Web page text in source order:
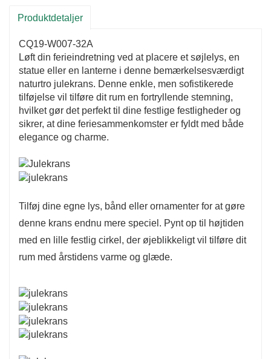
Produktdetaljer
CQ19-W007-32A
Løft din ferieindretning ved at placere et søjlelys, en
statue eller en lanterne i denne bemærkelsesværdigt
naturtro julekrans. Denne enkle, men sofistikerede
tilføjelse vil tilføre dit rum en fortryllende stemning,
hvilket gør det perfekt til dine festlige festligheder og
sikrer, at dine feriesammenkomster er fyldt med både
elegance og charme.
Tilføj dine egne lys, bånd eller ornamenter for at gøre
denne krans endnu mere speciel. Pynt op til højtiden
med en lille festlig cirkel, der øjeblikkeligt vil tilføre dit
rum med årstidens varme og glæde.